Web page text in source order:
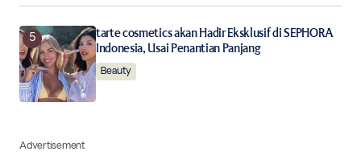
tarte cosmetics akan Hadir Eksklusif di SEPHORA
Indonesia, Usai Penantian Panjang
Beauty
Advertisement